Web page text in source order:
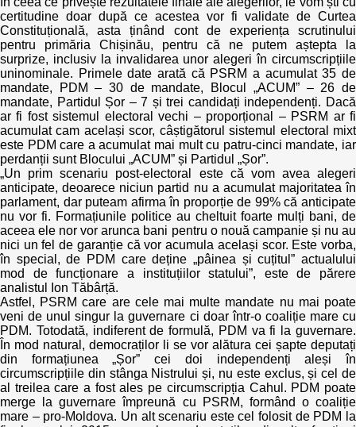
certitudine doar după ce acestea vor fi validate de Curtea
Constituțională, asta ținând cont de experiența scrutinului
pentru primăria Chișinău, pentru că ne putem aștepta la
surprize, inclusiv la invalidarea unor alegeri în circumscripțiile
uninominale. Primele date arată că PSRM a acumulat 35 de
mandate, PDM – 30 de mandate, Blocul „ACUM” – 26 de
mandate, Partidul Șor – 7 și trei candidați independenți. Dacă
ar fi fost sistemul electoral vechi – proporțional – PSRM ar fi
acumulat cam același scor, câștigătorul sistemul electoral mixt
este PDM care a acumulat mai mult cu patru-cinci mandate, iar
perdanții sunt Blocului „ACUM” și Partidul „Șor”.
„Un prim scenariu post-electoral este că vom avea alegeri
anticipate, deoarece niciun partid nu a acumulat majoritatea în
parlament, dar puteam afirma în proporție de 99% că anticipate
nu vor fi. Formațiunile politice au cheltuit foarte mulți bani, de
aceea ele nor vor arunca bani pentru o nouă campanie și nu au
nici un fel de garanție că vor acumula același scor. Este vorba,
în special, de PDM care deține „pâinea și cuțitul” actualului
mod de funcționare a instituțiilor statului”, este de părere
analistul Ion Tăbârță.
Astfel, PSRM care are cele mai multe mandate nu mai poate
veni de unul singur la guvernare ci doar într-o coaliție mare cu
PDM. Totodată, indiferent de formulă, PDM va fi la guvernare.
În mod natural, democraților li se vor alătura cei șapte deputați
din formațiunea „Șor” cei doi independenți aleși în
circumscripțiile din stânga Nistrului și, nu este exclus, și cel de
al treilea care a fost ales pe circumscripția Cahul. PDM poate
merge la guvernare împreună cu PSRM, formând o coaliție
mare – pro-Moldova. Un alt scenariu este cel folosit de PDM la